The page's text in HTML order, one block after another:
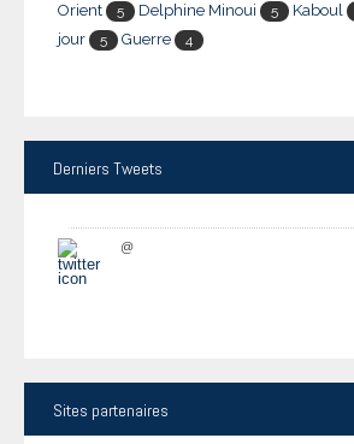
Orient
5 Delphine Minoui 5 Kaboul
jour
5 Guerre 4
Derniers Tweets
@
Sites partenaires